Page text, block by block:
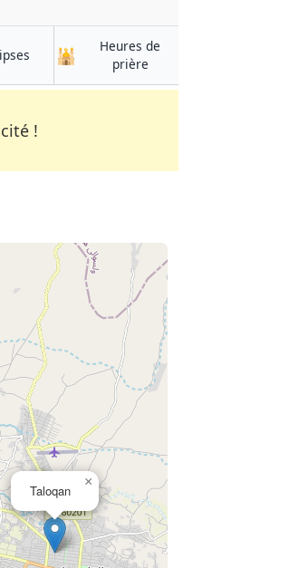
à Taloqan
🕌
Heures de
prièreà Taloqan
!
Taloqan
×